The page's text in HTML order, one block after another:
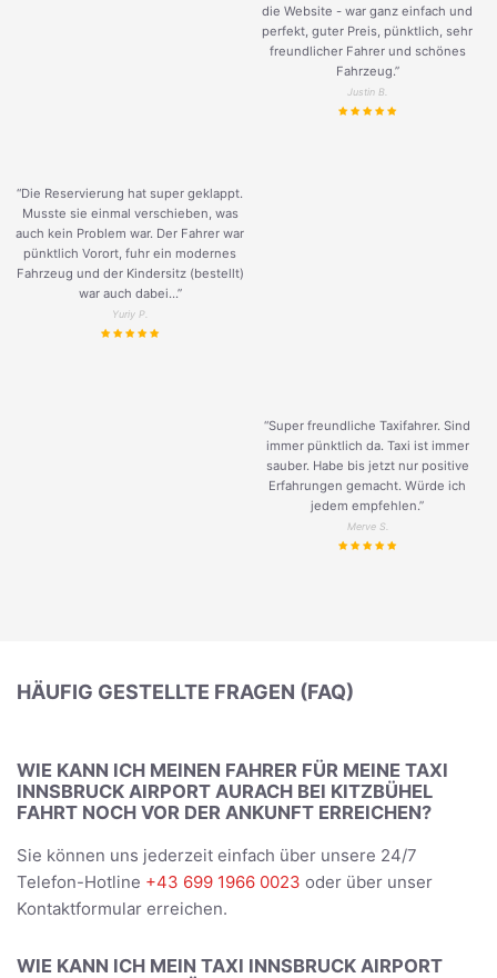
die Website - war ganz einfach und
perfekt, guter Preis, pünktlich, sehr
freundlicher Fahrer und schönes
Fahrzeug.”
Justin B.
“Die Reservierung hat super geklappt.
Musste sie einmal verschieben, was
auch kein Problem war. Der Fahrer war
pünktlich Vorort, fuhr ein modernes
Fahrzeug und der Kindersitz (bestellt)
war auch dabei...”
Yuriy P.
“Super freundliche Taxifahrer. Sind
immer pünktlich da. Taxi ist immer
sauber. Habe bis jetzt nur positive
Erfahrungen gemacht. Würde ich
jedem empfehlen.”
Merve S.
HÄUFIG GESTELLTE FRAGEN (FAQ)
WIE KANN ICH MEINEN FAHRER FÜR MEINE TAXI
INNSBRUCK AIRPORT AURACH BEI KITZBÜHEL
FAHRT NOCH VOR DER ANKUNFT ERREICHEN?
Sie können uns jederzeit einfach über unsere 24/7
Telefon-Hotline +43 699 1966 0023 oder über unser
Kontaktformular erreichen.
WIE KANN ICH MEIN TAXI INNSBRUCK AIRPORT